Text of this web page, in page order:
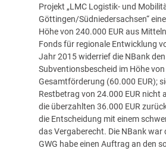
Projekt „LMC Logistik- und
Göttingen/Südniedersachsen“
Höhe von 240.000 EUR aus
Fonds für regionale Entwicklung
Jahr 2015 widerrief die NBank den
Subventionsbescheid im Höhe von
Gesamtförderung (60.000 EUR);
Restbetrag von 24.000 EUR nicht
die überzahlten 36.000 EUR
die Entscheidung mit einem
das Vergaberecht. Die NBank war
GWG habe einen Auftrag an den